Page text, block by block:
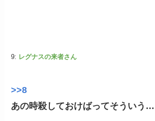
9: レグナスの来者さん
>>8
あの時殺しておけばってそういう…